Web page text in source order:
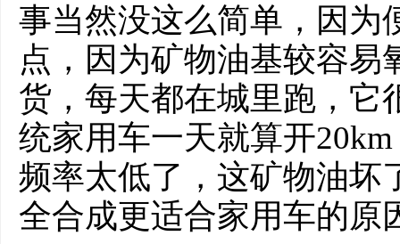
事当然没这么简单，因为
点，因为矿物油基较容易
货，每天都在城里跑，它
统家用车一天就算开
频率太低了，这矿物油坏
全合成更适合家用车的原